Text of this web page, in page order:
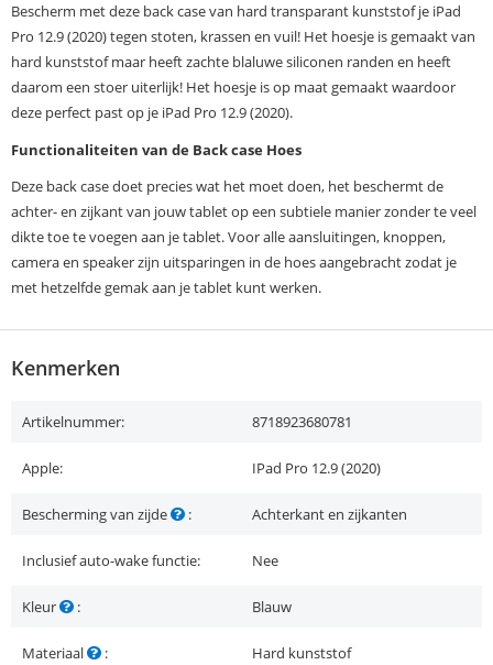
Bescherm met deze back case van hard transparant kunststof je iPad
Pro 12.9 (2020) tegen stoten, krassen en vuil! Het hoesje is gemaakt van
hard kunststof maar heeft zachte blaluwe siliconen randen en heeft
daarom een stoer uiterlijk! Het hoesje is op maat gemaakt waardoor
deze perfect past op je iPad Pro 12.9 (2020).
Functionaliteiten van de Back case Hoes
Deze back case doet precies wat het moet doen, het beschermt de
achter- en zijkant van jouw tablet op een subtiele manier zonder te veel
dikte toe te voegen aan je tablet. Voor alle aansluitingen, knoppen,
camera en speaker zijn uitsparingen in de hoes aangebracht zodat je
met hetzelfde gemak aan je tablet kunt werken.
Kenmerken
Artikelnummer: 8718923680781
Apple: IPad Pro 12.9 (2020)
Bescherming van zijde : Achterkant en zijkanten
Inclusief auto-wake functie: Nee
Kleur : Blauw
Materiaal : Hard kunststof